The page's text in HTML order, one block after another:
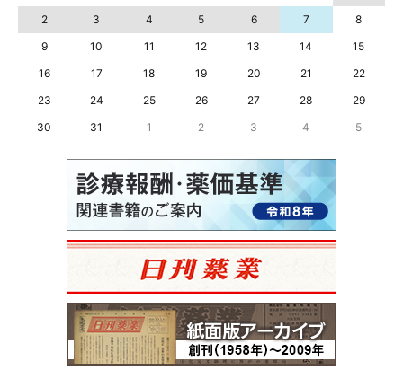
2
3 4 5 6 7
8
9
10 11 12 13 14
15
16
17 18 19 20 21
22
23
24 25 26 27 28
29
30
31 1 2 3 4 5